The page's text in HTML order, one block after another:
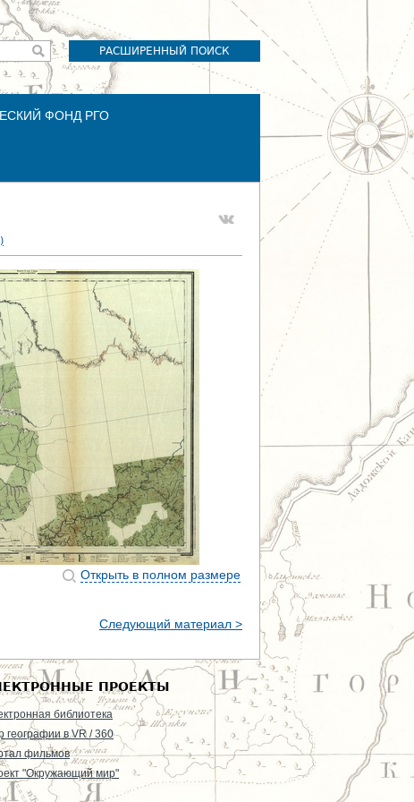
РАСШИРЕННЫЙ ПОИСК
ФОНД РГО
Открыть в полном размере
Следующий материал >
ПРОЕКТЫ
библиотека
географии в VR / 360
фильмов
"Окружающий мир"